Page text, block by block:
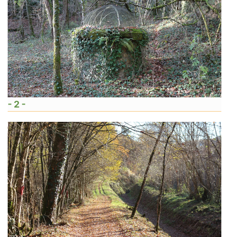
- 2 -